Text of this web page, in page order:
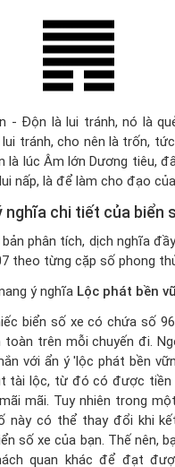
- Độn là lui tránh, nó là
lui tránh, cho nên là trốn,
là lúc Âm lớn Dương tiêu,
nấp, là để làm cho đạo
nghĩa chi tiết của biển
phân tích, dịch nghĩa
theo từng cặp số phong
ý nghĩa Lộc phát bền
biển số xe có chứa số
trên mỗi chuyến đi.
với ẩn ý 'lộc phát bền
tài lộc, từ đó có được tiền
mãi. Tuy nhiên trong
này có thể thay đổi khi
số xe của bạn. Thế nên,
quan khác để đạt